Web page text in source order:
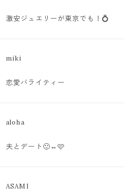
激安ジュエリーが東京でも！💍
miki
恋愛バライティー
aloha
夫とデート🙂‍↔️🩷
ASAMI